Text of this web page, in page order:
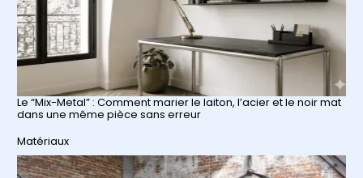
Le “Mix-Metal” : Comment marier le laiton, l’acier et le noir mat
dans une même pièce sans erreur
Par rapport à
Matériaux